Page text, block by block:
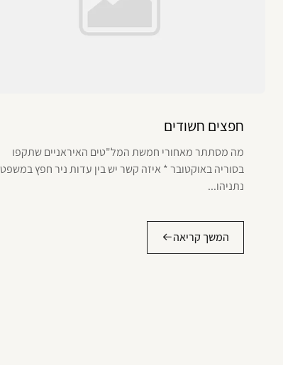
חפצים חשודים
מה מסתתר מאחורי חמשת המל"טים האיראניים שתקפו
בסוריה באוקטובר * איזה קשר יש בין עדות ניר חפץ במשפט
נתניהו...
המשך קריאה